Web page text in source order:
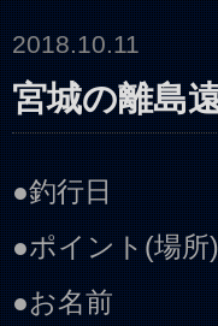
2018.10.11
宮城の離島
●釣行日
●ポイント(場所
●お名前 :